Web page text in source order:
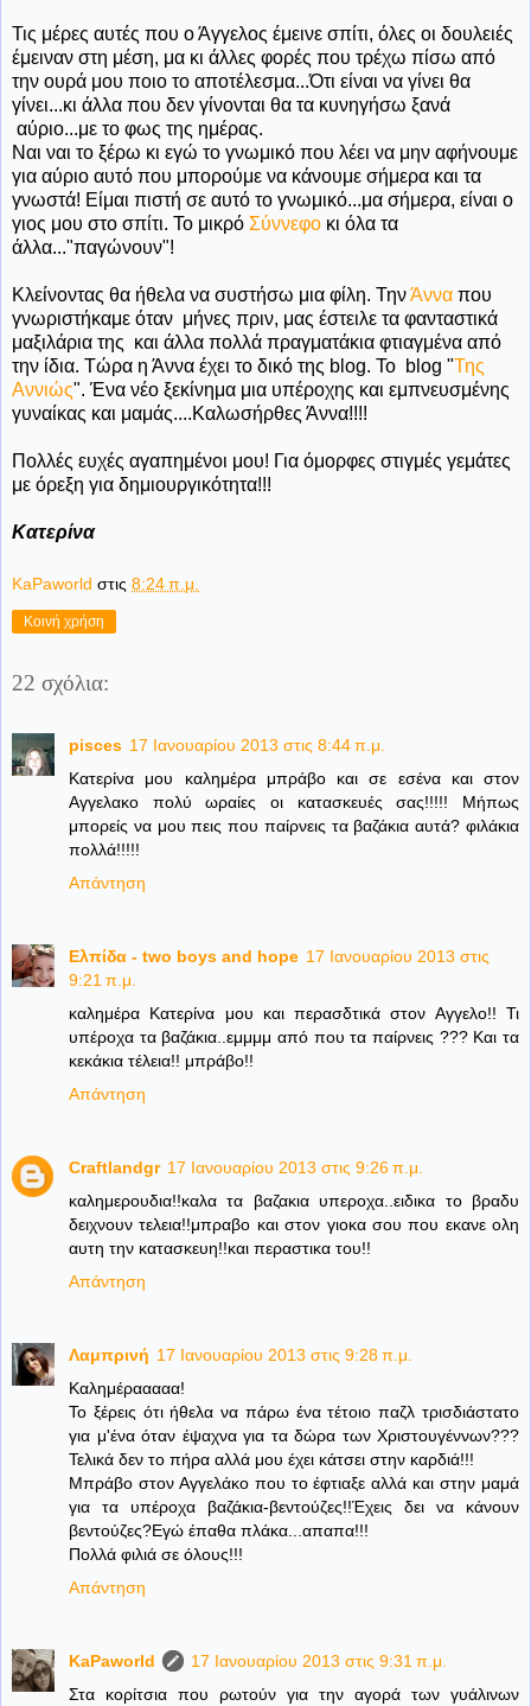
Τις μέρες αυτές που ο Άγγελος έμεινε σπίτι, όλες οι δουλειές
έμειναν στη μέση, μα κι άλλες φορές που τρέχω πίσω από
την ουρά μου ποιο το αποτέλεσμα...Ότι είναι να γίνει θα
γίνει...κι άλλα που δεν γίνονται θα τα κυνηγήσω ξανά
αύριο...με το φως της ημέρας.
Ναι ναι το ξέρω κι εγώ το γνωμικό που λέει να μην αφήνουμε
για αύριο αυτό που μπορούμε να κάνουμε σήμερα και τα
γνωστά! Είμαι πιστή σε αυτό το γνωμικό...μα σήμερα, είναι ο
γιος μου στο σπίτι. Το μικρό Σύννεφο κι όλα τα
άλλα..."παγώνουν"!
Κλείνοντας θα ήθελα να συστήσω μια φίλη. ΤηνΆννα που
γνωριστήκαμε όταν μήνες πριν, μας έστειλε τα φανταστικά
μαξιλάρια της και άλλα πολλά πραγματάκια φτιαγμένα από
την ίδια. Τώρα η Άννα έχει το δικό της blog. To blog "Της
Αννιώς". Ένα νέο ξεκίνημα μια υπέροχης και εμπνευσμένης
γυναίκας και μαμάς....Καλωσήρθες Άννα!!!!
Πολλές ευχές αγαπημένοι μου! Για όμορφες στιγμές γεμάτες
με όρεξη για δημιουργικότητα!!!
Κατερίνα
KaPaworld στις 8:24 π.μ.
Κοινή χρήση
22 σχόλια:
pisces 17 Ιανουαρίου 2013 στις 8:44 π.μ.
Κατερίνα μου καλημέρα μπράβο και σε εσένα και στον
Αγγελακο πολύ ωραίες οι κατασκευές σας!!!!! Μήπως
μπορείς να μου πεις που παίρνεις τα βαζάκια αυτά? φιλάκια
πολλά!!!!!
Απάντηση
Ελπίδα - two boys and hope 17 Ιανουαρίου 2013 στις
9:21 π.μ.
καλημέρα Κατερίνα μου και περασδτικά στον Αγγελο!! Τι
υπέροχα τα βαζάκια..εμμμμ από που τα παίρνεις ??? Και τα
κεκάκια τέλεια!! μπράβο!!
Απάντηση
Craftlandgr 17 Ιανουαρίου 2013 στις 9:26 π.μ.
καλημερουδια!!καλα τα βαζακια υπεροχα..ειδικα το βραδυ
δειχνουν τελεια!!μπραβο και στον γιοκα σου που εκανε ολη
αυτη την κατασκευη!!και περαστικα του!!
Απάντηση
Λαμπρινή 17 Ιανουαρίου 2013 στις 9:28 π.μ.
Καλημέρααααα!
Το ξέρεις ότι ήθελα να πάρω ένα τέτοιο παζλ τρισδιάστατο
για μ'ένα όταν έψαχνα για τα δώρα των Χριστουγέννων???
Τελικά δεν το πήρα αλλά μου έχει κάτσει στην καρδιά!!!
Μπράβο στον Αγγελάκο που το έφτιαξε αλλά και στην μαμά
για τα υπέροχα βαζάκια-βεντούζες!!Έχεις δει να κάνουν
βεντούζες?Εγώ έπαθα πλάκα...απαπα!!!
Πολλά φιλιά σε όλους!!!
Απάντηση
KaPaworld
17 Ιανουαρίου 2013 στις 9:31 π.μ.
Στα κορίτσια που ρωτούν για την αγορά των γυάλινων